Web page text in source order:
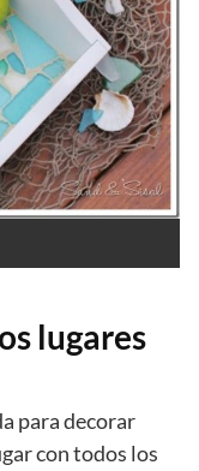
lugares
para decorar
con todos los